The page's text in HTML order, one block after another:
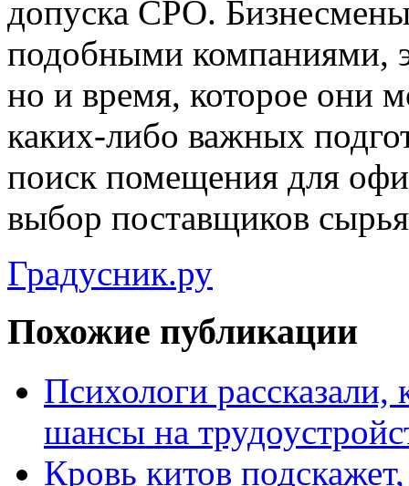
допуска СРО.
подобными компаниями,
но и время, которое они
каких-либо важных
поиск помещения для
выбор поставщиков
Градусник.ру
Похожие публикации
Психологи
шансы на
Кровь китов